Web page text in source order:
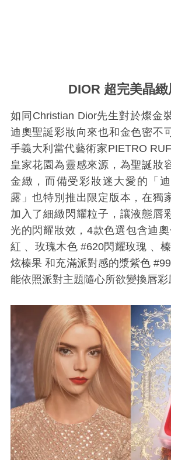
DIOR 超完美晶緻
如同Christian Dior先生對於燦金
迪奧聖誕彩妝向來也和金色密不
手義大利當代藝術家PIETRO
皇家花園為靈感來源，為聖誕妝
金緻，而備受彩妝迷大愛的「
露」也特別推出限定版本，在獨
加入了細緻閃耀粒子，讓液態唇
光的閃耀妝效，4款色選包含迪
紅 、玫瑰木色 #620閃耀玫瑰 、
炫榛果 和充滿派對感的漿紫色
能依照派對主題隨心所欲變換唇彩